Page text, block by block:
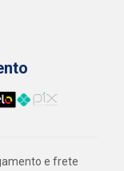
e frete